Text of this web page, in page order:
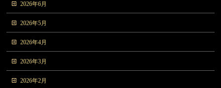
2026年6月
2026年5月
2026年4月
2026年3月
2026年2月